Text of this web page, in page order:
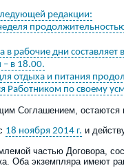
редакции:
рабочие дни составляет
– в 18.00.
отдыха и питания
Работником по своему
Соглашением, остаются
18 ноября 2014 г. и
частью Договора,
Оба экземпляра имеют